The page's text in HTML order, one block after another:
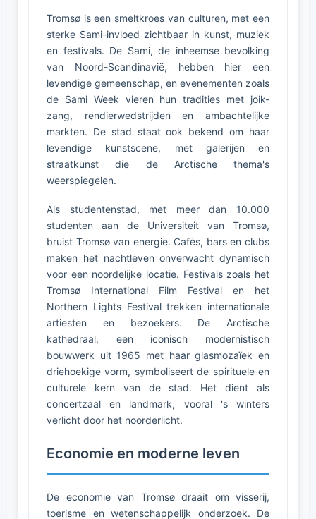
Tromsø is een smeltkroes van culturen, met een
sterke Sami-invloed zichtbaar in kunst, muziek
en festivals. De Sami, de inheemse bevolking
van Noord-Scandinavië, hebben hier een
levendige gemeenschap, en evenementen zoals
de Sami Week vieren hun tradities met joik-
zang, rendierwedstrijden en ambachtelijke
markten. De stad staat ook bekend om haar
levendige kunstscene, met galerijen en
straatkunst die de Arctische thema's
weerspiegelen.
Als studentenstad, met meer dan 10.000
studenten aan de Universiteit van Tromsø,
bruist Tromsø van energie. Cafés, bars en clubs
maken het nachtleven onverwacht dynamisch
voor een noordelijke locatie. Festivals zoals het
Tromsø International Film Festival en het
Northern Lights Festival trekken internationale
artiesten en bezoekers. De Arctische
kathedraal, een iconisch modernistisch
bouwwerk uit 1965 met haar glasmozaïek en
driehoekige vorm, symboliseert de spirituele en
culturele kern van de stad. Het dient als
concertzaal en landmark, vooral 's winters
verlicht door het noorderlicht.
Economie en moderne leven
De economie van Tromsø draait om visserij,
toerisme en wetenschappelijk onderzoek. De